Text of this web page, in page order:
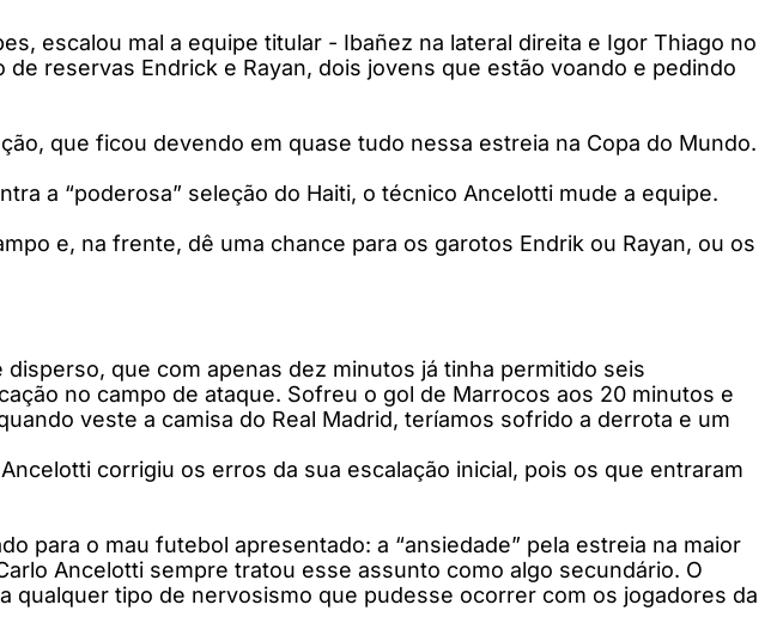
escalou mal a equipe titular - Ibañez na lateral direita e Igor Thiago no
reservas Endrick e Rayan, dois jovens que estão voando e pedindo
que ficou devendo em quase tudo nessa estreia na Copa do Mundo.
a “poderosa” seleção do Haiti, o técnico Ancelotti mude a equipe.
e, na frente, dê uma chance para os garotos Endrik ou Rayan, ou os
que com apenas dez minutos já tinha permitido seis
no campo de ataque. Sofreu o gol de Marrocos aos 20 minutos e
veste a camisa do Real Madrid, teríamos sofrido a derrota e um
corrigiu os erros da sua escalação inicial, pois os que entraram
para o mau futebol apresentado: a “ansiedade” pela estreia na maior
Ancelotti sempre tratou esse assunto como algo secundário. O
tipo de nervosismo que pudesse ocorrer com os jogadores da